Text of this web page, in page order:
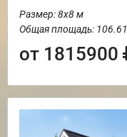
Размер: 8х8 м
Общая площадь: 106.61
от 1815900